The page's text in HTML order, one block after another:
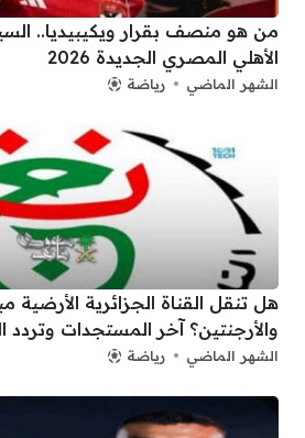
من هو منصف بقرار ويكيبيديا..
الأهلي المصري الجديدة 2026
الشهر الماضي رياضة
هل تنقل القناة الجزائرية الأرضية
والأرجنتين؟ آخر المستجدات وتردد
الشهر الماضي رياضة